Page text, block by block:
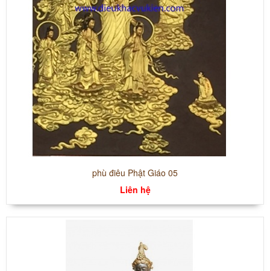
phù điêu Phật Giáo 05
Liên hệ